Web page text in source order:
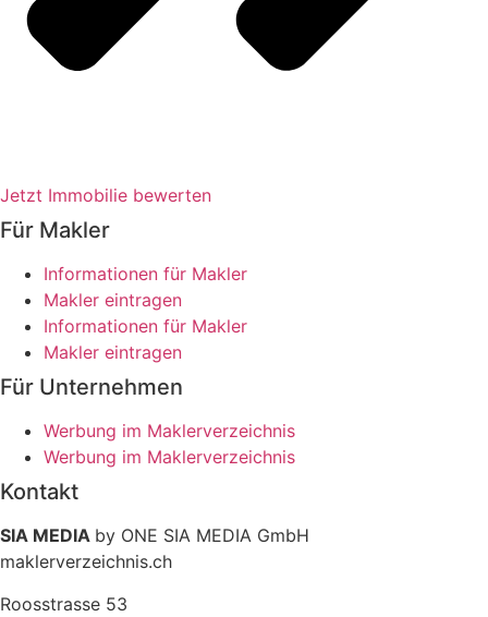
Jetzt Immobilie bewerten
Für Makler
Informationen für Makler
Makler eintragen
Informationen für Makler
Makler eintragen
Für Unternehmen
Werbung im Maklerverzeichnis
Werbung im Maklerverzeichnis
Kontakt
SIA MEDIA by ONE SIA MEDIA GmbH
maklerverzeichnis.ch
Roosstrasse 53